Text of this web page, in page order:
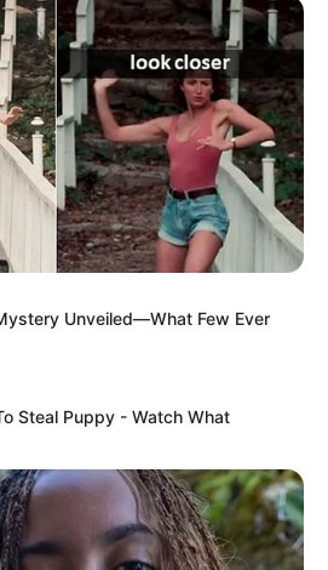
Unveiled—What Few Ever
Steal Puppy - Watch What